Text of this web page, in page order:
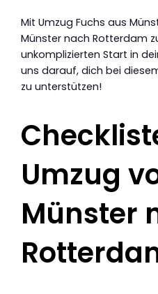
Mit Umzug Fuchs aus
Münster nach Rotterdam
unkomplizierten Start in
uns darauf, dich bei
zu unterstützen!
Umzug
Münster